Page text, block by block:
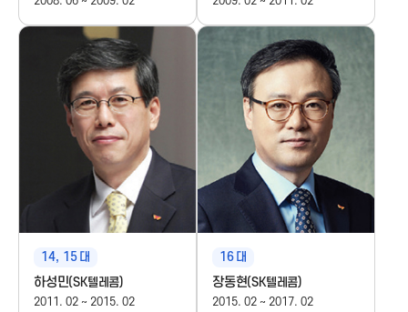
t
14, 15 대
하성민(SK텔레콤)
2011. 02 ~ 2015. 02
16 대
장동현(SK텔레콤)
2015. 02 ~ 2017. 02